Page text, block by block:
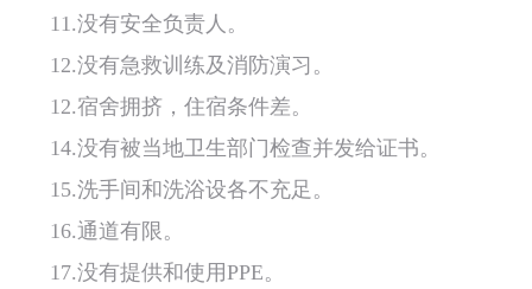
11.没有安全负责人。
12.没有急救训练及消防演习。
12.宿舍拥挤，住宿条件差。
14.没有被当地卫生部门检查并发给证书。
15.洗手间和洗浴设各不充足。
16.通道有限。
17.没有提供和使用PPE。